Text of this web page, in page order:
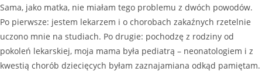
Sama, jako matka, nie miałam tego problemu z dwóch powodów.
Po pierwsze: jestem lekarzem i o chorobach zakaźnych rzetelnie
uczono mnie na studiach. Po drugie: pochodzę z rodziny od
pokoleń lekarskiej, moja mama była pediatrą – neonatologiem i z
kwestią chorób dziecięcych byłam zaznajamiana odkąd pamiętam.